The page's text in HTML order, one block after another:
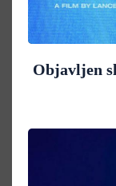
Objavljen